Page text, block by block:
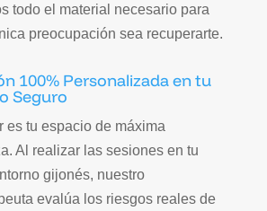
todo el material necesario para
preocupación sea recuperarte.
100% Personalizada en tu
Seguro
es tu espacio de máxima
Al realizar las sesiones en tu
gijonés, nuestro
evalúa los riesgos reales de